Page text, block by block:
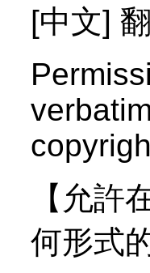
[中文]
【允許
何形式